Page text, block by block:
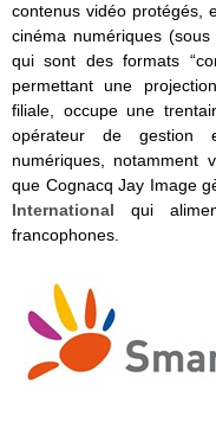
contenus vidéo protégés,
cinéma numériques
qui sont des formats
permettant une
filiale, occupe une
opérateur de gestion
numériques, notamment
que Cognacq Jay Image
International qui
francophones.